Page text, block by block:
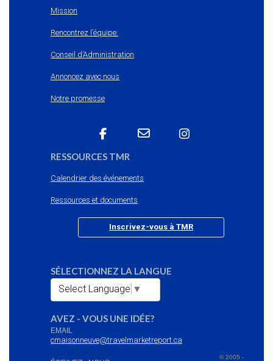
Mission
Rencontrez l’équipe:
Conseil d’Administration
Annoncez avec nous
Notre promesse
RESSOURCES TMR
Calendrier des événements
Ressources et documents
Inscrivez-vous à TMR
SÉLECTIONNEZ LA LANGUE
Select Language ▼
AVEZ - VOUS UNE IDÉE?
EMAIL
cmaisonneuve@travelmarketreport.ca
© 2005 -